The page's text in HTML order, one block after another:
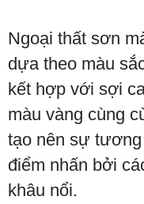
Ngoại thất sơn
dựa theo màu
kết hợp với sợi
màu vàng cùng
tạo nên sự
điểm nhấn bởi
khâu nổi.